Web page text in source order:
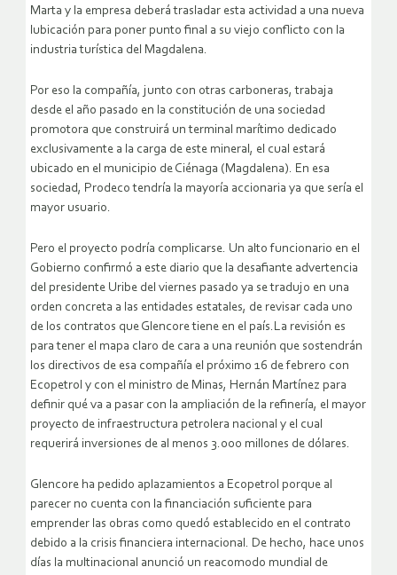
Marta y la empresa deberá trasladar esta actividad a una nueva
lubicación para poner punto final a su viejo conflicto con la
industria turística del Magdalena.
Por eso la compañía, junto con otras carboneras, trabaja
desde el año pasado en la constitución de una sociedad
promotora que construirá un terminal marítimo dedicado
exclusivamente a la carga de este mineral, el cual estará
ubicado en el municipio de Ciénaga (Magdalena). En esa
sociedad, Prodeco tendría la mayoría accionaria ya que sería el
mayor usuario.
Pero el proyecto podría complicarse. Un alto funcionario en el
Gobierno confirmó a este diario que la desafiante advertencia
del presidente Uribe del viernes pasado ya se tradujo en una
orden concreta a las entidades estatales, de revisar cada uno
de los contratos que Glencore tiene en el país.La revisión es
para tener el mapa claro de cara a una reunión que sostendrán
los directivos de esa compañía el próximo 16 de febrero con
Ecopetrol y con el ministro de Minas, Hernán Martínez para
definir qué va a pasar con la ampliación de la refinería, el mayor
proyecto de infraestructura petrolera nacional y el cual
requerirá inversiones de al menos 3.000 millones de dólares.
Glencore ha pedido aplazamientos a Ecopetrol porque al
parecer no cuenta con la financiación suficiente para
emprender las obras como quedó establecido en el contrato
debido a la crisis financiera internacional. De hecho, hace unos
días la multinacional anunció un reacomodo mundial de